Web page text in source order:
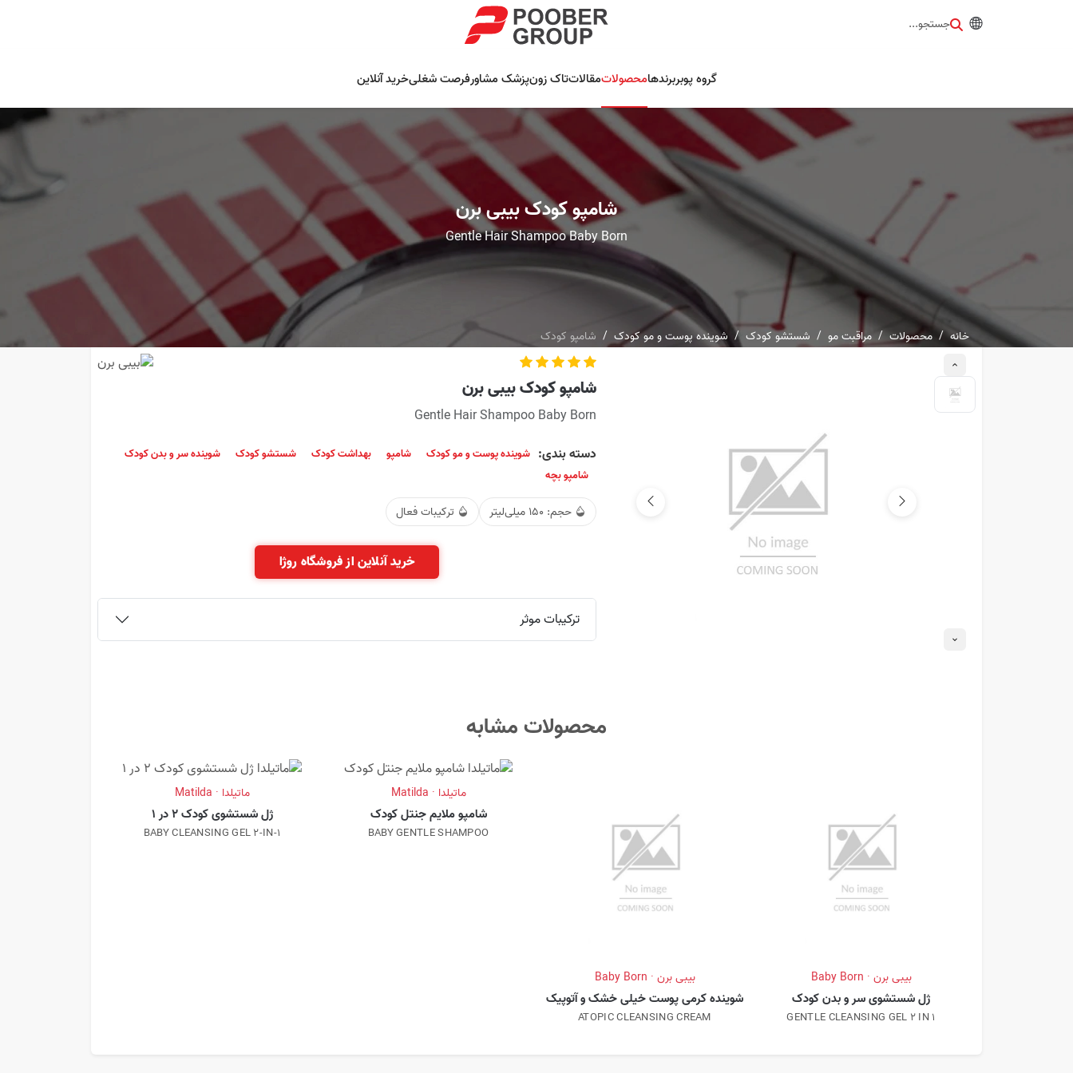
جستجو...
گروه پوبربرندهامحصولاتمقالاتتاک زونپزشک مشاورفرصت شغلیخرید آنلاین
شامپو کودک بیبی برن
Gentle Hair Shampoo Baby Born
خانه محصولات مراقبت مو شستشو کودک شوینده پوست و مو کودک شامپو کودک
شامپو کودک بیبی برن
Gentle Hair Shampoo Baby Born
دسته بندی: شوینده پوست و مو کودک شامپو بهداشت کودک شستشو کودک
شوینده سر و بدن کودک
شامپو بچه
حجم: 150 میلی‌لیتر ترکیبات فعال
خرید آنلاین از فروشگاه روژا
ترکیبات موثر
محصولات مشابه
بیبی برن · Baby Born
ژل شستشوی سر و بدن کودک
GENTLE CLEANSING GEL 2 IN 1
بیبی برن · Baby Born
شوینده کرمی پوست خیلی خشک و آتوپیک
ATOPIC CLEANSING CREAM
ماتیلدا · Matilda
شامپو ملایم جنتل کودک
BABY GENTLE SHAMPOO
ماتیلدا · Matilda
ژل شستشوی کودک 2 در 1
BABY CLEANSING GEL 2-IN-1